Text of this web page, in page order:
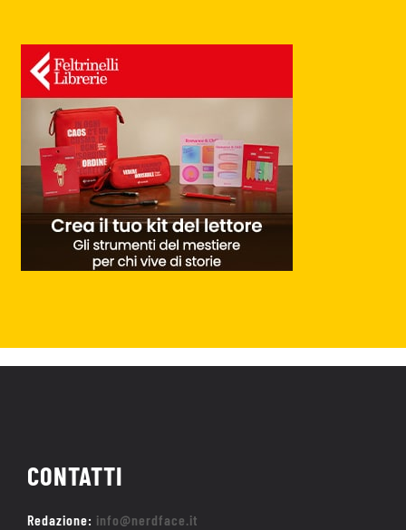
CONTATTI
Redazione: info@nerdface.it